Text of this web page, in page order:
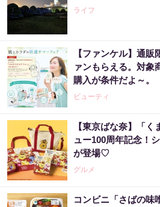
ライフ
【ファンケル】通
ァンもらえる。対象
購入が条件だよ～。
ビューティ
【東京ばな奈】「
ュー100周年記念！
が登場♡
グルメ
コンビニ「さばの味